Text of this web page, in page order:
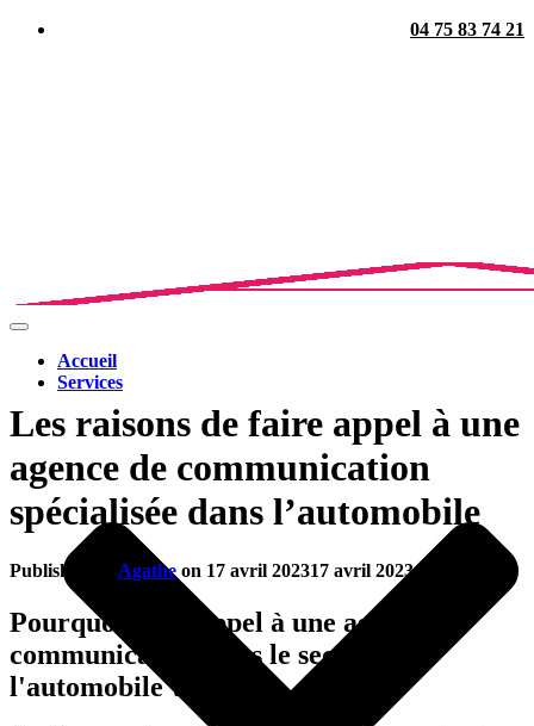
04 75 83 74 21
Ouvrir/fermer
navigationAccueil
Services
Les raisons de faire appel à une
agence de communication
spécialisée dans l’automobile
Published by Agathe on 17 avril 202317 avril 2023
Pourquoi faire appel à une agence de
communication dans le secteur de
l'automobile ?